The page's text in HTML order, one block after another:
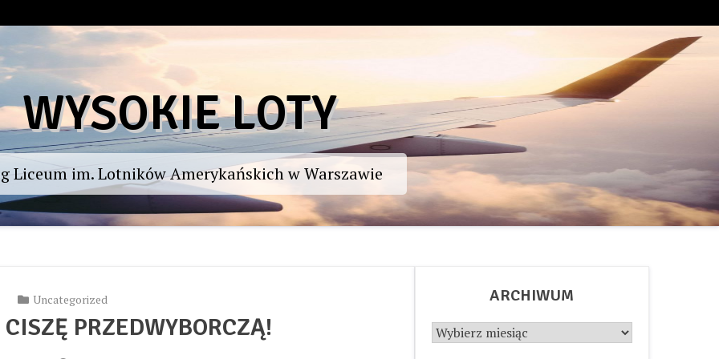
WYSOKIE LOTY
Liceum im. Lotników Amerykańskich w Warszawie
Uncategorized
PRZEDWYBORCZĄ!
ARCHIWUM
Archiwum